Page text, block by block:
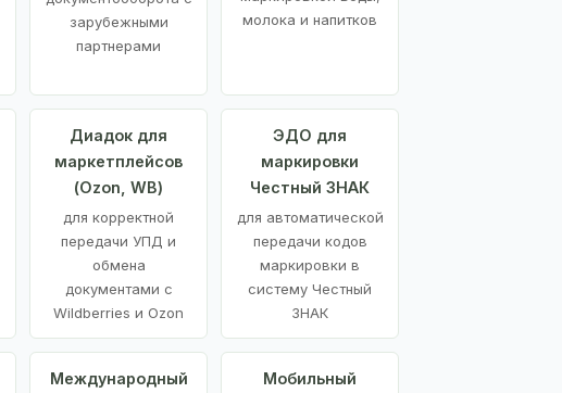
зарубежными
партнерами
молока и напитков
Диадок для
маркетплейсов
(Ozon, WB)
для корректной
передачи УПД и
обмена
документами с
Wildberries и Ozon
ЭДО для
маркировки
Честный ЗНАК
для автоматической
передачи кодов
маркировки в
систему Честный
ЗНАК
Международный
Мобильный